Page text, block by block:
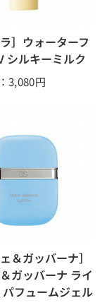
ラ］ウォーターフ
シルキーミルク
3,080円
＆ガッバーナ］
ガッバーナ ライ
パフュームジェル